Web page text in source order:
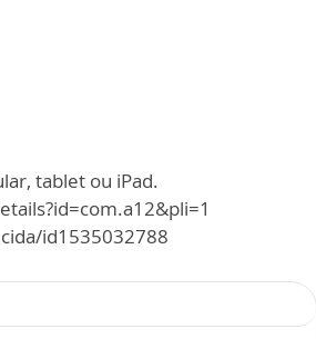
tablet ou iPad.
id1535032788